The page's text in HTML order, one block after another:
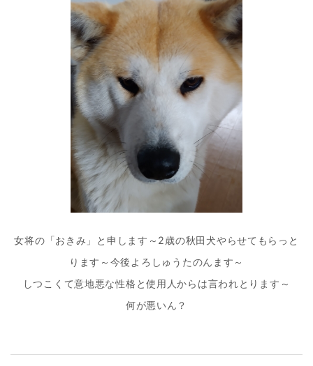
女将の「おきみ」と申します～2歳の秋田犬やらせてもらっと
ります～今後よろしゅうたのんます～
しつこくて意地悪な性格と使用人からは言われとります～
何が悪いん？